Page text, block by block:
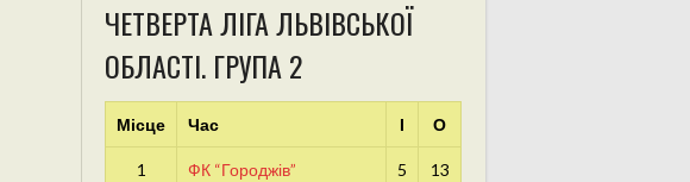
ЧЕТВЕРТА ЛІГА ЛЬВІВСЬКОЇ
ОБЛАСТІ. ГРУПА 2
Місце Час І О
1 ФК “Городжів” 5 13